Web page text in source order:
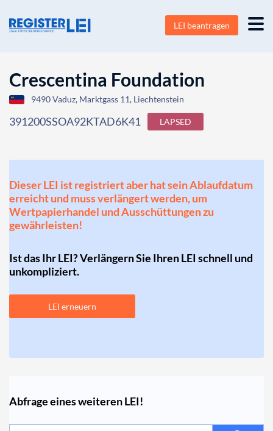
LEI beantragen
Crescentina Foundation
9490 Vaduz, Marktgass 11, Liechtenstein
391200SSOA92KTAD6K41 LAPSED
Dieser LEI ist registriert aber hat sein Ablaufdatum
erreicht und muss verlängert werden, um
Wertpapierhandel und Ausschüttungen zu
gewährleisten!
Ist das Ihr LEI? Verlängern Sie Ihren LEI schnell und
unkompliziert.
LEI erneuern
Abfrage eines weiteren LEI!